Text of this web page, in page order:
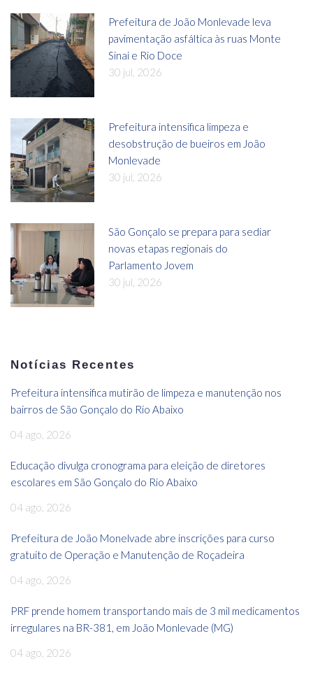
Prefeitura de João Monlevade leva
pavimentação asfáltica às ruas Monte
Sinai e Rio Doce
30 jul, 2026
Prefeitura intensifica limpeza e
desobstrução de bueiros em João
Monlevade
30 jul, 2026
São Gonçalo se prepara para sediar
novas etapas regionais do
Parlamento Jovem
30 jul, 2026
Notícias Recentes
Prefeitura intensifica mutirão de limpeza e manutenção nos
bairros de São Gonçalo do Rio Abaixo
04 ago, 2026
Educação divulga cronograma para eleição de diretores
escolares em São Gonçalo do Rio Abaixo
04 ago, 2026
Prefeitura de João Monelvade abre inscrições para curso
gratuito de Operação e Manutenção de Roçadeira
04 ago, 2026
PRF prende homem transportando mais de 3 mil medicamentos
irregulares na BR-381, em João Monlevade (MG)
04 ago, 2026